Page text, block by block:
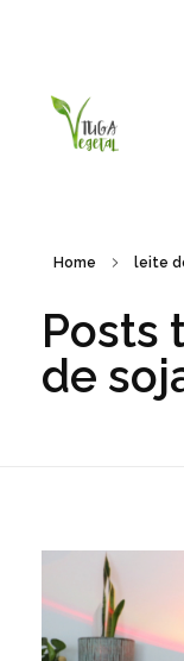
Home leite
Posts
de